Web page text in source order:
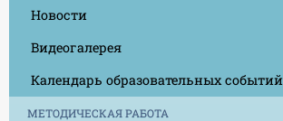
Новости
Видеогалерея
Календарь образовательных событий
МЕТОДИЧЕСКАЯ РАБОТА